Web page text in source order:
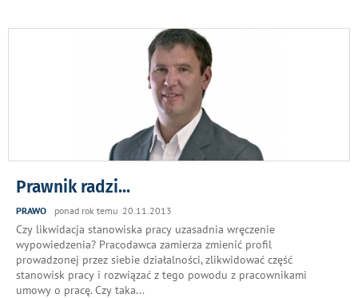
Prawnik radzi...
PRAWO ponad rok temu 20.11.2013
Czy likwidacja stanowiska pracy uzasadnia wręczenie
wypowiedzenia? Pracodawca zamierza zmienić profil
prowadzonej przez siebie działalności, zlikwidować część
stanowisk pracy i rozwiązać z tego powodu z pracownikami
umowy o pracę. Czy taka...